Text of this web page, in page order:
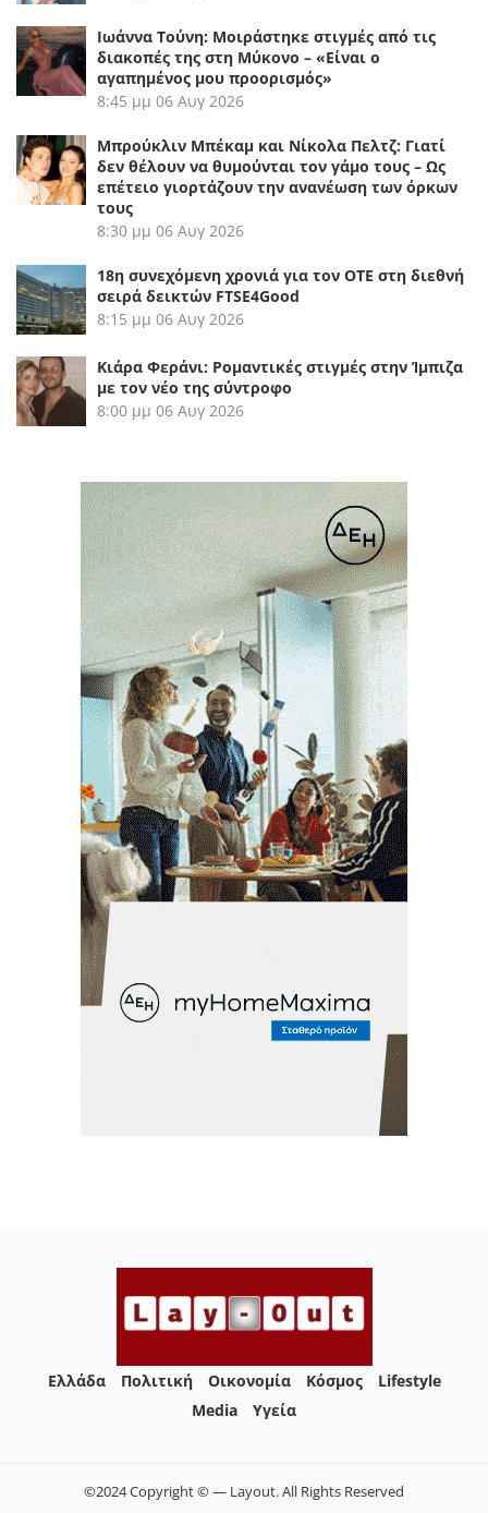
Ιωάννα Τούνη: Μοιράστηκε στιγμές από τις
διακοπές της στη Μύκονο – «Είναι ο
αγαπημένος μου προορισμός»
8:45 μμ 06 Αυγ 2026
Μπρούκλιν Μπέκαμ και Νίκολα Πελτζ: Γιατί
δεν θέλουν να θυμούνται τον γάμο τους – Ως
επέτειο γιορτάζουν την ανανέωση των όρκων
τους
8:30 μμ 06 Αυγ 2026
18η συνεχόμενη χρονιά για τον ΟΤΕ στη διεθνή
σειρά δεικτών FTSE4Good
8:15 μμ 06 Αυγ 2026
Κιάρα Φεράνι: Ρομαντικές στιγμές στην Ίμπιζα
με τον νέο της σύντροφο
8:00 μμ 06 Αυγ 2026
Ελλάδα Πολιτική Οικονομία Κόσμος
Lifestyle
Media
Yγεία
©2024 Copyright © — Layout. All Rights Reserved